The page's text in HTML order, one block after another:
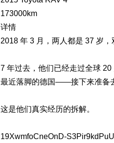
173000km
详情
2018 年 3 月，两人都是 37 岁
7 年过去，他们已经走过全球
最近落脚的德国——接下来准备
这是他们真实经历的拆解。
19XwmfoCneOnD-